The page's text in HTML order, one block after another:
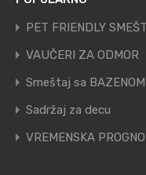
PET FRIENDLY
VAUČERI ZA ODMOR
Smeštaj sa BAZENOM
Sadržaj za decu
VREMENSKA